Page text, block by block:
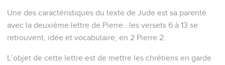
Une des caractéristiques du texte de Jude est sa parenté
avec la deuxième lettre de Pierre : les versets 6 à 13 se
retrouvent, idée et vocabulaire, en 2 Pierre 2.
L’objet de cette lettre est de mettre les chrétiens en garde